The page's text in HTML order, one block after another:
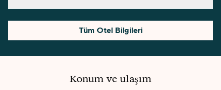
Tüm Otel Bilgileri
Konum ve ulaşım